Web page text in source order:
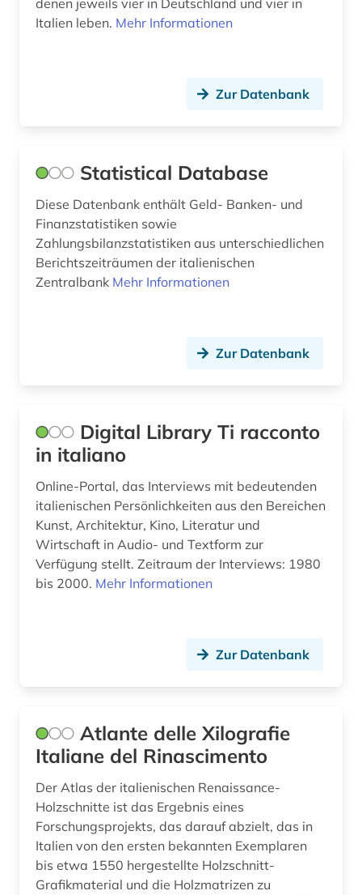
denen jeweils vier in Deutschland und vier in
Italien leben. Mehr Informationen
Zur Datenbank
Statistical Database
Diese Datenbank enthält Geld- Banken- und
Finanzstatistiken sowie
Zahlungsbilanzstatistiken aus unterschiedlichen
Berichtszeiträumen der italienischen
Zentralbank Mehr Informationen
Zur Datenbank
Digital Library Ti racconto
in italiano
Online-Portal, das Interviews mit bedeutenden
italienischen Persönlichkeiten aus den Bereichen
Kunst, Architektur, Kino, Literatur und
Wirtschaft in Audio- und Textform zur
Verfügung stellt. Zeitraum der Interviews: 1980
bis 2000. Mehr Informationen
Zur Datenbank
Atlante delle Xilografie
Italiane del Rinascimento
Der Atlas der italienischen Renaissance-
Holzschnitte ist das Ergebnis eines
Forschungsprojekts, das darauf abzielt, das in
Italien von den ersten bekannten Exemplaren
bis etwa 1550 hergestellte Holzschnitt-
Grafikmaterial und die Holzmatrizen zu